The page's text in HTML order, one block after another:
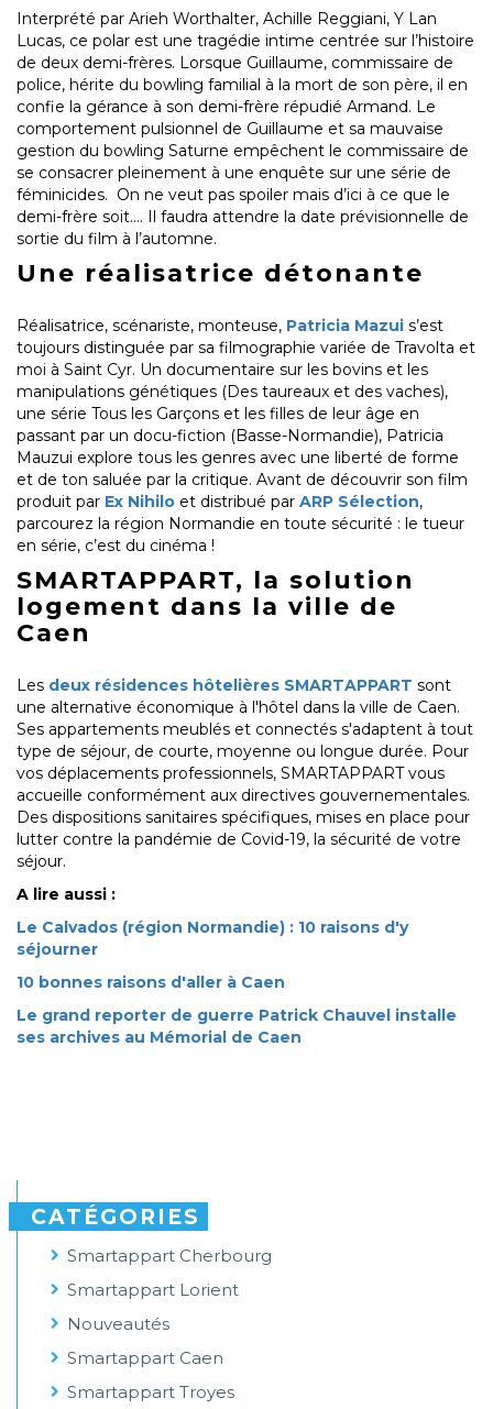
Interprété par Arieh Worthalter, Achille Reggiani, Y Lan
Lucas, ce polar est une tragédie intime centrée sur l’histoire
de deux demi-frères. Lorsque Guillaume, commissaire de
police, hérite du bowling familial à la mort de son père, il en
confie la gérance à son demi-frère répudié Armand. Le
comportement pulsionnel de Guillaume et sa mauvaise
gestion du bowling Saturne empêchent le commissaire de
se consacrer pleinement à une enquête sur une série de
féminicides. On ne veut pas spoiler mais d’ici à ce que le
demi-frère soit…. Il faudra attendre la date prévisionnelle de
sortie du film à l’automne.
Une réalisatrice détonante
Réalisatrice, scénariste, monteuse, Patricia Mazui s’est
toujours distinguée par sa filmographie variée de Travolta et
moi à Saint Cyr. Un documentaire sur les bovins et les
manipulations génétiques (Des taureaux et des vaches),
une série Tous les Garçons et les filles de leur âge en
passant par un docu-fiction (Basse-Normandie), Patricia
Mauzui explore tous les genres avec une liberté de forme
et de ton saluée par la critique. Avant de découvrir son film
produit par Ex Nihilo et distribué par ARP Sélection,
parcourez la région Normandie en toute sécurité : le tueur
en série, c’est du cinéma !
SMARTAPPART, la solution
logement dans la ville de
Caen
Les deux résidences hôtelières SMARTAPPART sont
une alternative économique à l'hôtel dans la ville de Caen.
Ses appartements meublés et connectés s'adaptent à tout
type de séjour, de courte, moyenne ou longue durée. Pour
vos déplacements professionnels, SMARTAPPART vous
accueille conformément aux directives gouvernementales.
Des dispositions sanitaires spécifiques, mises en place pour
lutter contre la pandémie de Covid-19, la sécurité de votre
séjour.
A lire aussi :
Le Calvados (région Normandie) : 10 raisons d'y
séjourner
10 bonnes raisons d'aller à Caen
Le grand reporter de guerre Patrick Chauvel installe
ses archives au Mémorial de Caen
CATÉGORIES
Smartappart Cherbourg
Smartappart Lorient
Nouveautés
Smartappart Caen
Smartappart Troyes